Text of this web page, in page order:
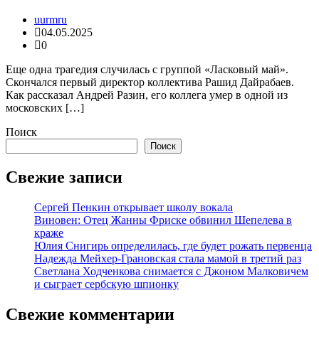
uurmru
04.05.2025
0
Еще одна трагедия случилась с группой «Ласковый май».
Скончался первый директор коллектива Рашид Дайрабаев.
Как рассказал Андрей Разин, его коллега умер в одной из
московских […]
Поиск
Поиск
Свежие записи
Сергей Пенкин открывает школу вокала
Виновен: Отец Жанны Фриске обвинил Шепелева в
краже
Юлия Снигирь определилась, где будет рожать первенца
Надежда Мейхер-Грановская стала мамой в третий раз
Светлана Ходченкова снимается с Джоном Малковичем
и сыграет сербскую шпионку
Свежие комментарии